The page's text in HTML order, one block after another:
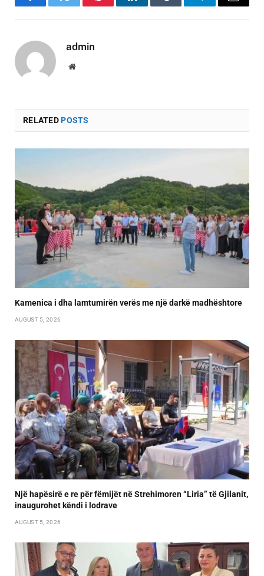
FacebookTwitter PinterestLinkedInTumblr TelegramEmail
admin
Website
RELATEDPOSTS
Kamenica i dha lamtumirën verës me një darkë madhështore
AUGUST 5, 2026
Një hapësirë e re për fëmijët në Strehimoren “Liria” të Gjilanit,
inaugurohet këndi i lodrave
AUGUST 5, 2026